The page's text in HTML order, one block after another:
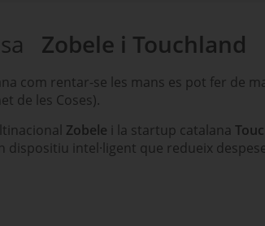
Zobele i Touchland
com rentar-se les mans es pot fer de
de les Coses).
Zobele i la startup catalana
dispositiu intel·ligent que redueix